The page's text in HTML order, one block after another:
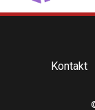
Kontakt